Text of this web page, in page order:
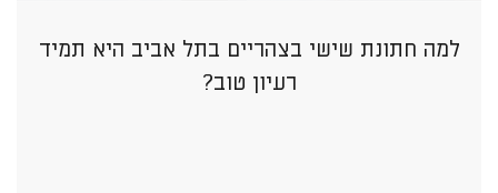
למה חתונת שישי בצהריים בתל אביב היא תמיד
רעיון טוב?